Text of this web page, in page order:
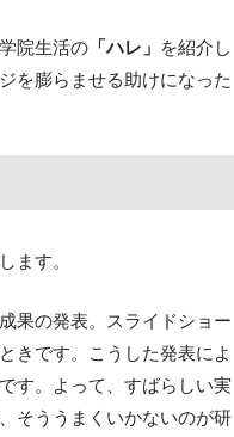
院生活の 「ハレ」 を紹介し
を膨らませる助けになった
ます。
果の発表。スライドショー
きです。こうした発表によ
す。よって、すばらしい実
そううまくいかないのが研